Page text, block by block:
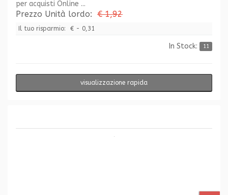
per acquisti Online ...
Prezzo Unità lordo: € 1,92
Il tuo risparmio: € - 0,31
In Stock: 11
visualizzazione rapida